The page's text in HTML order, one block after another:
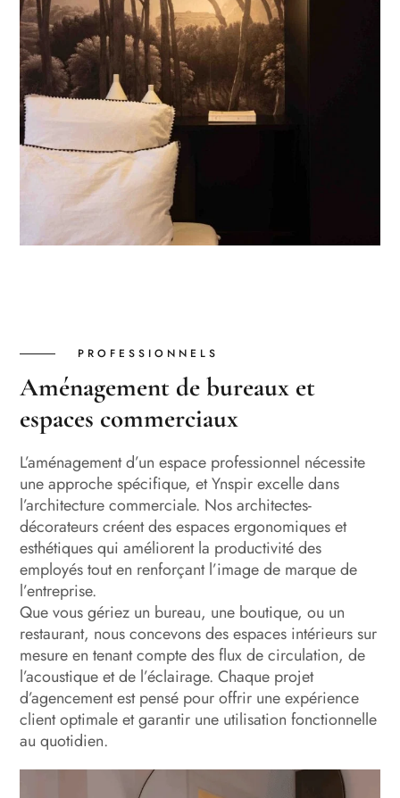
PROFESSIONNELS
Aménagement de bureaux et
espaces commerciaux
L’aménagement d’un espace professionnel nécessite
une approche spécifique, et Ynspir excelle dans
l’architecture commerciale. Nos architectes-
décorateurs créent des espaces ergonomiques et
esthétiques qui améliorent la productivité des
employés tout en renforçant l’image de marque de
l’entreprise.
Que vous gériez un bureau, une boutique, ou un
restaurant, nous concevons des espaces intérieurs sur
mesure en tenant compte des flux de circulation, de
l’acoustique et de l’éclairage. Chaque projet
d’agencement est pensé pour offrir une expérience
client optimale et garantir une utilisation fonctionnelle
au quotidien.